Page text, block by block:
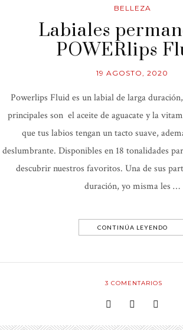
BELLEZA
Labiales
POWERlips
19 AGOSTO, 2020
Powerlips Fluid es un labial de larga
principales son el aceite de aguacate y la
que tus labios tengan un tacto suave,
deslumbrante. Disponibles en 18 tonalidades
descubrir nuestros favoritos. Una de sus
duración, yo misma les …
CONTINÚA LEYENDO
3 COMENTARIOS